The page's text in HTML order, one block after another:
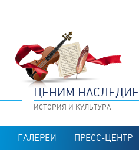
ЦЕНИМ НАСЛЕДИЕ
ИСТОРИЯ И КУЛЬТУРА
ГАЛЕРЕИ ПРЕСС-ЦЕНТР